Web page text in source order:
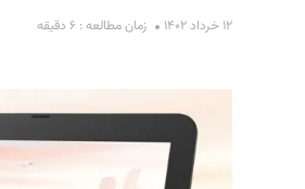
۱۲ خرداد ۱۴۰۲ زمان مطالعه : ۶ دقیقه